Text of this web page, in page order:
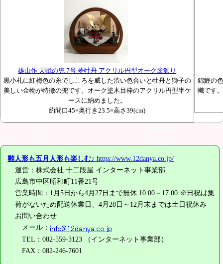
雄山作 天賦の兜 7号 夢牡丹 アクリル円型オーク塗飾り
黒小札に紅梅色の糸でしころを威した渋い色合いと牡丹と獅子の
美しい金物が特徴の兜です。オーク塗木目枠のアクリル円型半ケ
ースに納めました。
約間口45×奥行き23.5×高さ39(cm)
錦鯉の
幟です
雛人形も五月人形も楽しむ♪ https://www.12danya.co.jp/
運営：株式会社 十二段屋 インターネット事業部
広島市中区昭和町11番21号
営業時間：1月5日から4月27日まで無休 10:00－17:00 ※日祝は集
荷がないため配送休業日、4月28日～12月末までは土日祝休み
お問い合わせ
メール：
TEL：082-559-3123 （インターネット事業部）
FAX：082-246-7601